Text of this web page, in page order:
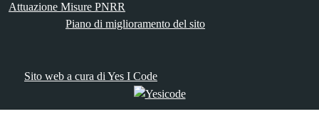
Attuazione Misure PNRR
Piano di miglioramento del sito
Sito web a cura di Yes I Code